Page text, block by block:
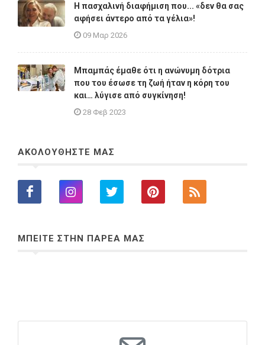
Η πασχαλινή διαφήμιση που... «δεν θα σας
αφήσει άντερο από τα γέλια»!
09 Μαρ 2026
Μπαμπάς έμαθε ότι η ανώνυμη δότρια
που του έσωσε τη ζωή ήταν η κόρη του
και… λύγισε από συγκίνηση!
28 Φεβ 2023
ΑΚΟΛΟΥΘΗΣΤΕ ΜΑΣ
ΜΠΕΙΤΕ ΣΤΗΝ ΠΑΡΕΑ ΜΑΣ